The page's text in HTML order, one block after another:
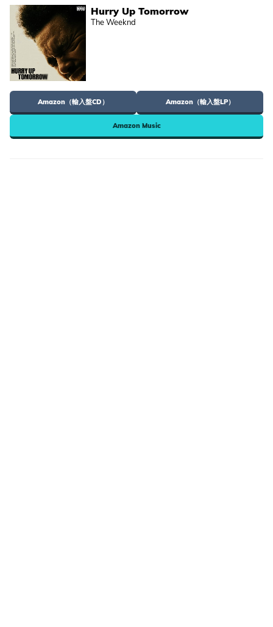
Hurry Up Tomorrow
The Weeknd
Amazon（輸入盤CD） Amazon（輸入盤LP）
Amazon Music